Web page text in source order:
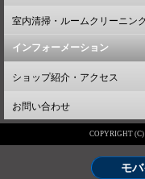
室内清掃・ルームクリーニン
インフォーメーション
ショップ紹介・アクセス
お問い合わせ
COPYRIGHT
モ